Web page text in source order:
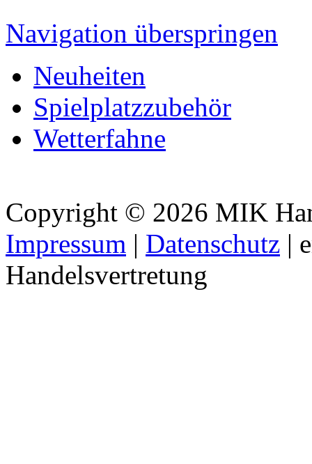
Navigation überspringen
Neuheiten
Spielplatzzubehör
Wetterfahne
Copyright © 2026 MIK
Impressum | Datenschutz |
Handelsvertretung